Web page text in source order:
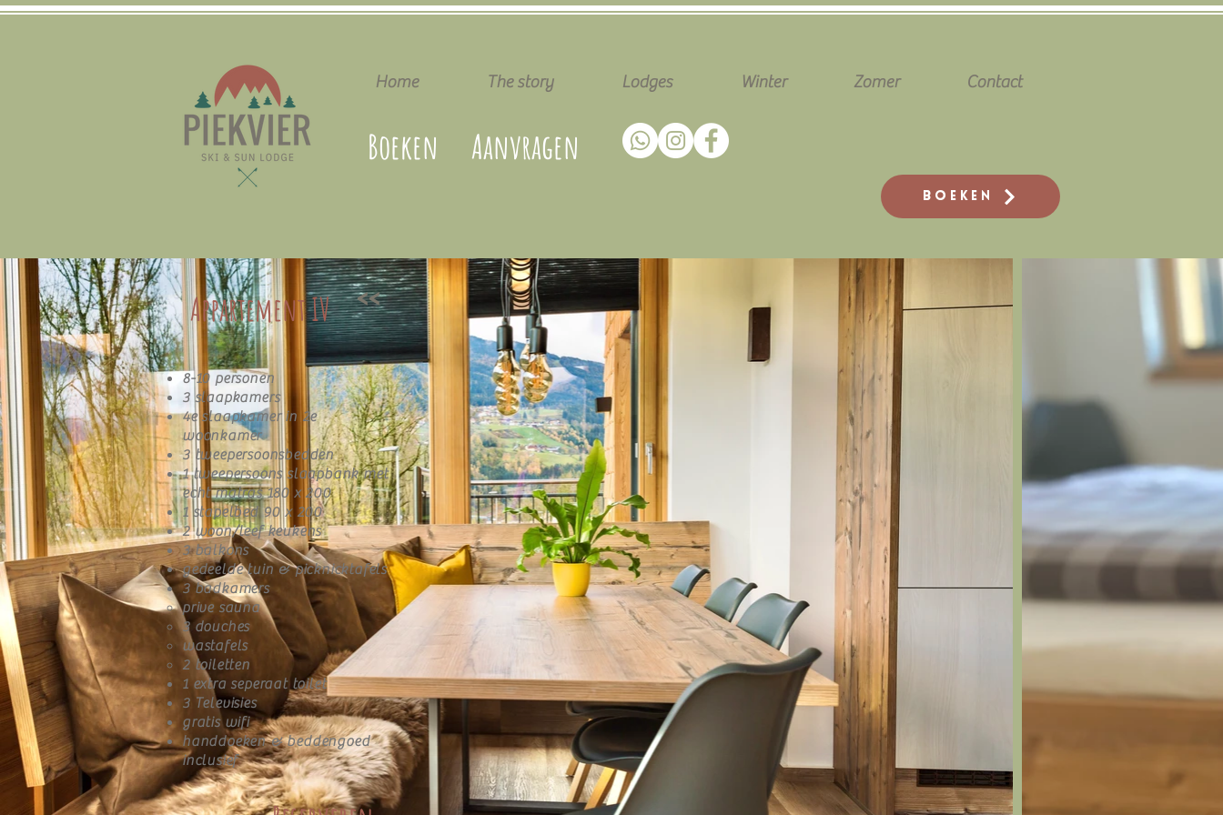
Boeken
Home The story Lodges Winter Zomer Contact
Boeken Aanvragen
<<
8-10 personen
3 slaapkamers
4e slaapkamer in 2e
woonkamer
3 tweepersoonsbedden
1 tweepersoons slaapbank met
echt matras 180 x 200
1 stapelbed 90 x 200
2 woon/leef keukens
3 balkons
gedeelde tuin & picknicktafels
3 badkamers
prive sauna
3 douches
wastafels
2 toiletten
1 extra seperaat toilet
3 Televisies
gratis wifi
handdoeken & beddengoed
inclusief
Appartement IV